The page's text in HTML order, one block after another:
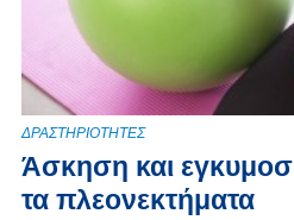
ΔΡΑΣΤΗΡΙΟΤΗΤΕΣ
Άσκηση και
τα πλεονεκτήματα